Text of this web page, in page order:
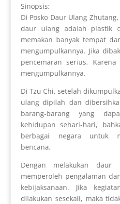
Sinopsis:
Di Posko Daur Ulang
daur ulang adalah plastik
memakan banyak tempat
mengumpulkannya. Jika
pencemaran serius.
mengumpulkannya.
Di Tzu Chi, setelah
ulang dipilah dan
barang-barang yang
kehidupan sehari-hari,
berbagai negara untuk
bencana.
Dengan melakukan daur
memperoleh pengalaman
kebijaksanaan. Jika
dilakukan sesekali, maka